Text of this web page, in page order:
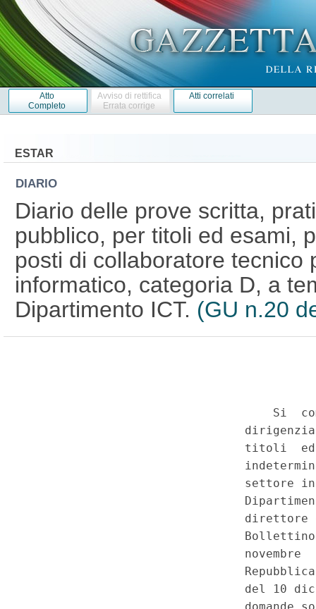
Atto
Completo
Avviso di rettifica
Errata corrige
Atti correlati
ESTAR
DIARIO
Diario delle prove scritta,
pubblico, per titoli ed esami,
posti di collaboratore tecnico
informatico, categoria D, a
Dipartimento ICT. (GU n.20